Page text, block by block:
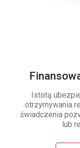
Istotą
otrzymywania
świadczenia
lub